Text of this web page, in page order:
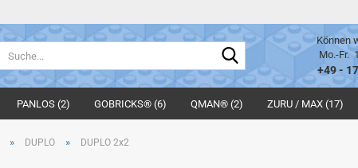
Suche...
Können
Mo.-Fr.
+49 -
PANLOS (2) GOBRICKS® (6) QMAN® (2) ZURU / MAX (17)
» DUPLO » DUPLO 2x2